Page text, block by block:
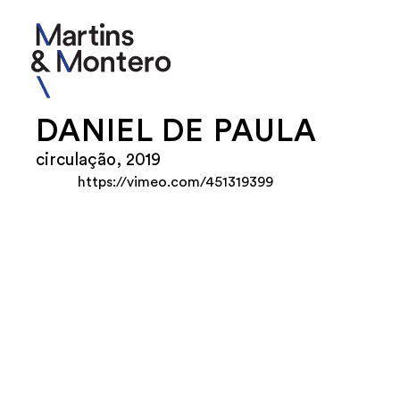
DANIEL DE PAULA
circulação, 2019
https://vimeo.com/451319399